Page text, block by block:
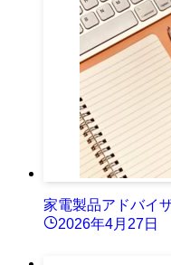
家電製品アドバイ
2026年4月27日